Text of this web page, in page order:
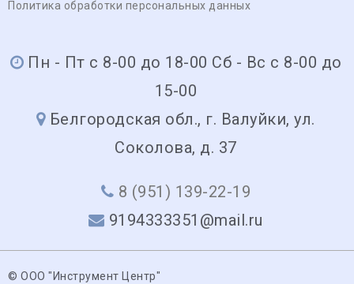
Политика обработки персональных данных
Пн - Пт с 8-00 до 18-00 Сб - Вс с 8-00 до
15-00
Белгородская обл., г. Валуйки, ул.
Соколова, д. 37
8 (951) 139-22-19
9194333351@mail.ru
© ООО "Инструмент Центр"